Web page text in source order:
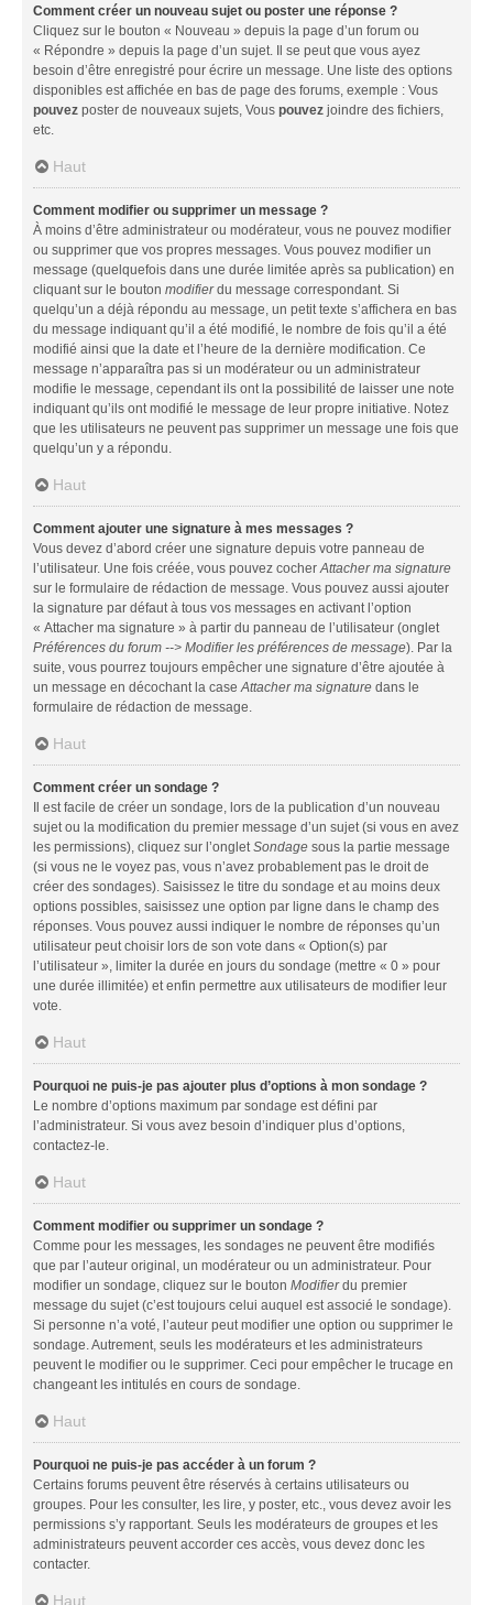
Comment créer un nouveau sujet ou poster une réponse ?
Cliquez sur le bouton « Nouveau » depuis la page d’un forum ou
« Répondre » depuis la page d’un sujet. Il se peut que vous ayez
besoin d’être enregistré pour écrire un message. Une liste des options
disponibles est affichée en bas de page des forums, exemple : Vous
pouvez poster de nouveaux sujets, Vous pouvez joindre des fichiers,
etc.
Haut
Comment modifier ou supprimer un message ?
À moins d’être administrateur ou modérateur, vous ne pouvez modifier
ou supprimer que vos propres messages. Vous pouvez modifier un
message (quelquefois dans une durée limitée après sa publication) en
cliquant sur le bouton modifierdu message correspondant. Si
quelqu’un a déjà répondu au message, un petit texte s’affichera en bas
du message indiquant qu’il a été modifié, le nombre de fois qu’il a été
modifié ainsi que la date et l’heure de la dernière modification. Ce
message n’apparaîtra pas si un modérateur ou un administrateur
modifie le message, cependant ils ont la possibilité de laisser une note
indiquant qu’ils ont modifié le message de leur propre initiative. Notez
que les utilisateurs ne peuvent pas supprimer un message une fois que
quelqu’un y a répondu.
Haut
Comment ajouter une signature à mes messages ?
Vous devez d’abord créer une signature depuis votre panneau de
l’utilisateur. Une fois créée, vous pouvez cocherAttacher ma signature
sur le formulaire de rédaction de message. Vous pouvez aussi ajouter
la signature par défaut à tous vos messages en activant l’option
« Attacher ma signature » à partir du panneau de l’utilisateur (onglet
Préférences du forum --> Modifier les préférences de message). Par la
suite, vous pourrez toujours empêcher une signature d’être ajoutée à
un message en décochant la caseAttacher ma signature dans le
formulaire de rédaction de message.
Haut
Comment créer un sondage ?
Il est facile de créer un sondage, lors de la publication d’un nouveau
sujet ou la modification du premier message d’un sujet (si vous en avez
les permissions), cliquez sur l’ongletSondage sous la partie message
(si vous ne le voyez pas, vous n’avez probablement pas le droit de
créer des sondages). Saisissez le titre du sondage et au moins deux
options possibles, saisissez une option par ligne dans le champ des
réponses. Vous pouvez aussi indiquer le nombre de réponses qu’un
utilisateur peut choisir lors de son vote dans « Option(s) par
l’utilisateur », limiter la durée en jours du sondage (mettre « 0 » pour
une durée illimitée) et enfin permettre aux utilisateurs de modifier leur
vote.
Haut
Pourquoi ne puis-je pas ajouter plus d’options à mon sondage ?
Le nombre d’options maximum par sondage est défini par
l’administrateur. Si vous avez besoin d’indiquer plus d’options,
contactez-le.
Haut
Comment modifier ou supprimer un sondage ?
Comme pour les messages, les sondages ne peuvent être modifiés
que par l’auteur original, un modérateur ou un administrateur. Pour
modifier un sondage, cliquez sur le bouton Modifierdu premier
message du sujet (c’est toujours celui auquel est associé le sondage).
Si personne n’a voté, l’auteur peut modifier une option ou supprimer le
sondage. Autrement, seuls les modérateurs et les administrateurs
peuvent le modifier ou le supprimer. Ceci pour empêcher le trucage en
changeant les intitulés en cours de sondage.
Haut
Pourquoi ne puis-je pas accéder à un forum ?
Certains forums peuvent être réservés à certains utilisateurs ou
groupes. Pour les consulter, les lire, y poster, etc., vous devez avoir les
permissions s’y rapportant. Seuls les modérateurs de groupes et les
administrateurs peuvent accorder ces accès, vous devez donc les
contacter.
Haut